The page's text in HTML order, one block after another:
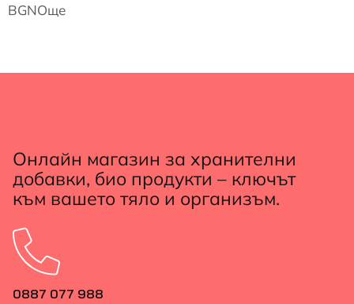
BGNОще
Онлайн магазин за хранителни
добавки, био продукти – ключът
към вашето тяло и организъм.
0887 077 988